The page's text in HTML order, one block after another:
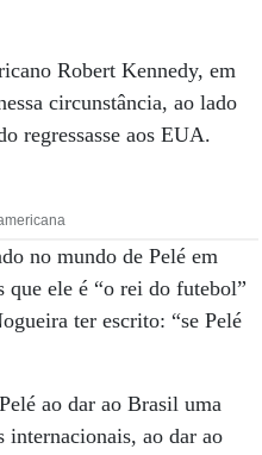
Robert Kennedy, em
circunstância, ao lado
regressasse aos EUA.
no mundo de Pelé em
que ele é “o rei do futebol”
ter escrito: “se Pelé
ao dar ao Brasil uma
internacionais, ao dar ao